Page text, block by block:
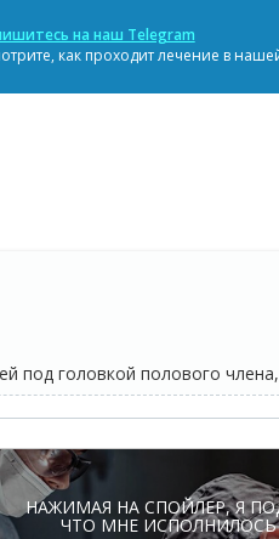
на наш Telegram
как проходит лечение в
под головкой полового
НАЖИМАЯ НА СПОЙЛЕР, Я
ЧТО МНЕ ИСПОЛНИЛОСЬ